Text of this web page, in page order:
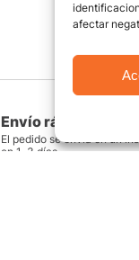
afectar
Envío rápido y
El pedido se envía en un
en 1-3 días